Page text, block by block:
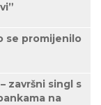
se promijenilo
završni singl s
na